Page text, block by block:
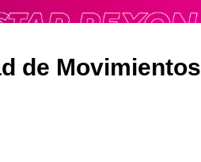
de Movimientos